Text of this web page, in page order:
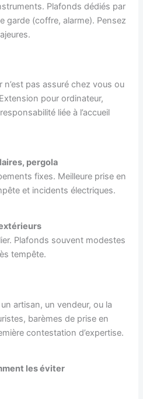
Plafonds dédiés par
garde (coffre, alarme). Pensez
n’est pas assuré chez vous ou
pour ordinateur,
liée à l’accueil
pergola
fixes. Meilleure prise en
et incidents électriques.
Plafonds souvent modestes
tempête.
artisan, un vendeur, ou la
barèmes de prise en
contestation d’expertise.
les éviter